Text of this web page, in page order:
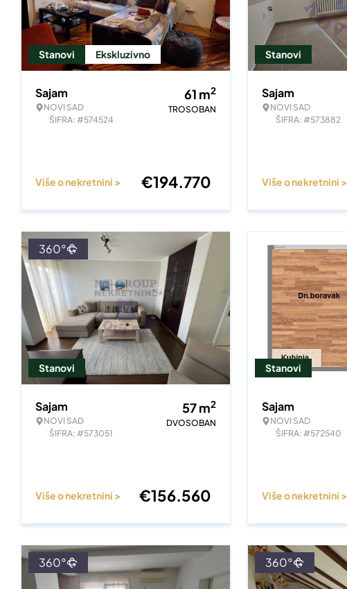
Stanovi Ekskluzivno
Sajam
NOVI SAD
ŠIFRA: #574524
61 m2
TROSOBAN
Više o nekretnini > €194.770
Stanovi
Sajam
NOVI SAD
ŠIFRA: #573882
Više o nekretnini >
Stanovi
360°
Sajam
NOVI SAD
ŠIFRA: #573051
57m2
DVOSOBAN
Više o nekretnini > €156.560
Stanovi
Sajam
NOVI SAD
ŠIFRA: #572540
Više o nekretnini >
360° 360°